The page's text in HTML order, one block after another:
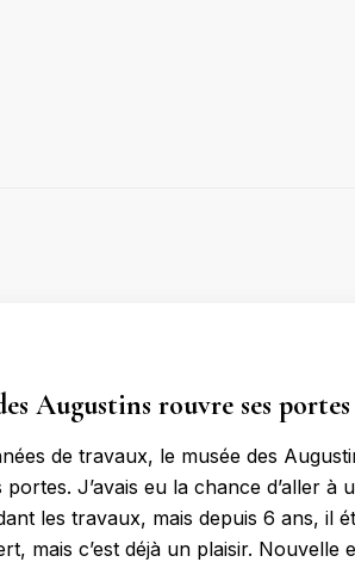
Augustins rouvre ses portes
de travaux, le musée des
J’avais eu la chance d’aller à
les travaux, mais depuis 6 ans, il
mais c’est déjà un plaisir. Nouvelle